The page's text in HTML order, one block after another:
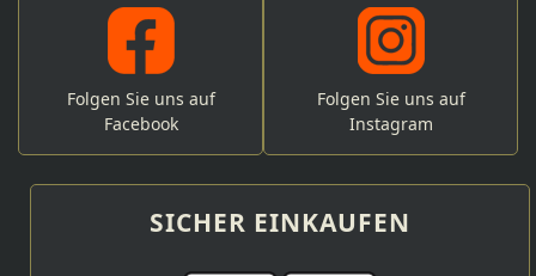
Folgen Sie uns auf
Facebook
Folgen Sie uns auf
Instagram
SICHER EINKAUFEN